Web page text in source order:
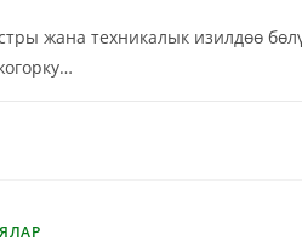
жана техникалык изилдөө